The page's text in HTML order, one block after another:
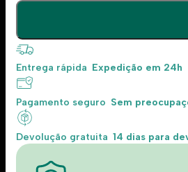
Entrega rápida Expedição em 24h
Pagamento seguro Sem
Devolução gratuita 14 dias para